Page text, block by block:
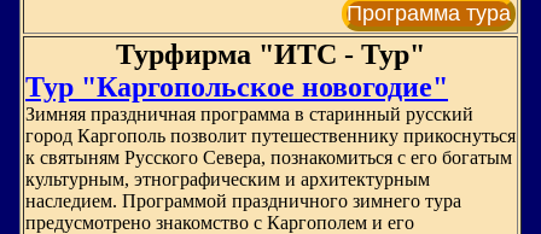
Программа тура
Турфирма "ИТС - Тур"
Тур "Каргопольское новогодие"
Зимняя праздничная программа в старинный русский
город Каргополь позволит путешественнику прикоснуться
к святыням Русского Севера, познакомиться с его богатым
культурным, этнографическим и архитектурным
наследием. Программой праздничного зимнего тура
предусмотрено знакомство с Каргополем и его